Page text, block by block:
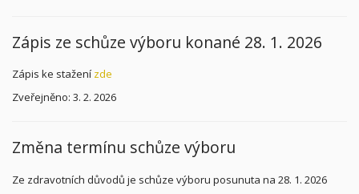
Zápis ze schůze výboru konané 28. 1. 2026
Zápis ke stažení zde
Zveřejněno: 3. 2. 2026
Změna termínu schůze výboru
Ze zdravotních důvodů je schůze výboru posunuta na 28. 1. 2026